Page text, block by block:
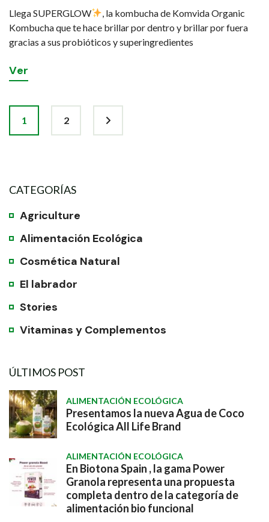
Llega SUPERGLOW
, la kombucha de Komvida Organic
Kombucha que te hace brillar por dentro y brillar por fuera
gracias a sus probióticos y superingredientes
Ver
1 2
CATEGORÍAS
Agriculture
Alimentación Ecológica
Cosmética Natural
El labrador
Stories
Vitaminas y Complementos
ÚLTIMOS POST
ALIMENTACIÓN ECOLÓGICA
Presentamos la nueva Agua de Coco
Ecológica All Life Brand
ALIMENTACIÓN ECOLÓGICA
En Biotona Spain , la gama Power
Granola representa una propuesta
completa dentro de la categoría de
alimentación bio funcional